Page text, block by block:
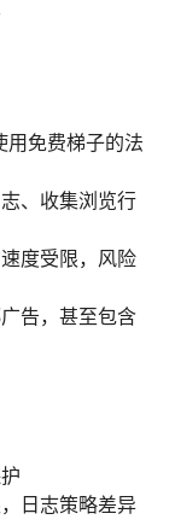
用免费梯子的法
、收集浏览行
度受限，风险
告，甚至包含
日志策略差异